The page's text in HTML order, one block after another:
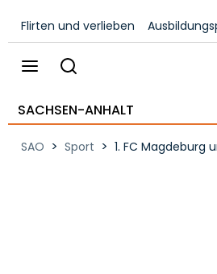
Flirten und verlieben
SACHSEN-ANHALT
SAO > Sport > 1. FC Magdeburg